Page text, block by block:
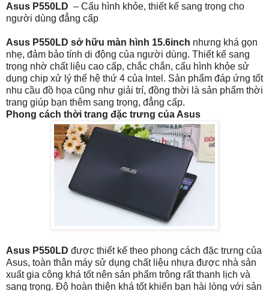
Asus P550LD – Cấu hình khỏe, thiết kế sang trọng cho
người dùng đẳng cấp
Asus P550LD sở hữu màn hình 15.6inch nhưng khá gọn
nhẹ, đảm bảo tính di động của người dùng. Thiết kế sang
trọng nhờ chất liệu cao cấp, chắc chắn, cấu hình khỏe sử
dụng chip xử lý thế hệ thứ 4 của Intel. Sản phẩm đáp ứng tốt
nhu cầu đồ họa cũng như giải trí, đồng thời là sản phẩm thời
trang giúp bạn thêm sang trọng, đẳng cấp.
Phong cách thời trang đặc trưng của Asus
Asus P550LD được thiết kế theo phong cách đặc trưng của
Asus, toàn thân máy sử dụng chất liệu nhựa được nhà sản
xuất gia công khá tốt nên sản phẩm trông rất thanh lịch và
sang trọng. Độ hoàn thiện khá tốt khiến bạn hài lòng với sản